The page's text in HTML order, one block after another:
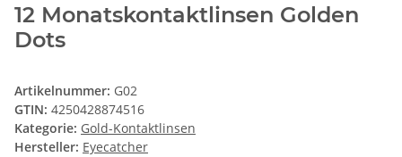
12 Monatskontaktlinsen Golden
Dots
Artikelnummer: G02
GTIN: 4250428874516
Kategorie: Gold-Kontaktlinsen
Hersteller: Eyecatcher